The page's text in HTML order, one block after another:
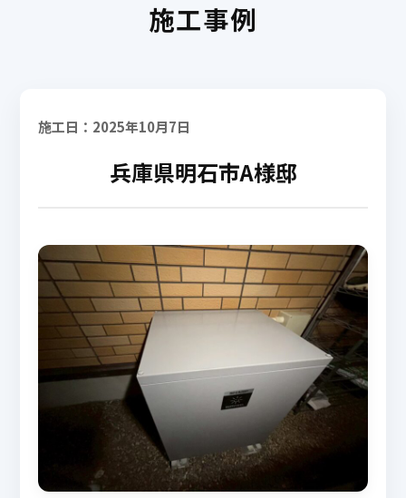
施工事例
施工日：2025年10月7日
兵庫県明石市A様邸